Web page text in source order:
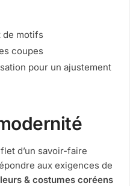
de motifs
coupes
pour un ajustement
d’un savoir-faire
aux exigences de
& costumes coréens